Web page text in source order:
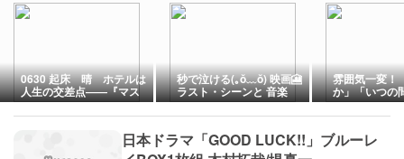
0630 起床 晴 ホテルは
人生の交差点――『マス
カレード』シリーズはエ
ンタメとして愉しもう。
秒で泣ける(⁠｡⁠ŏ⁠﹏⁠ŏ⁠) 映画🎦
ラスト・シーンと 音楽
♬❝とても静かな夜だか
ら❞ 🎦TOKYOタクシー🎙️
倍賞千恵子
雰囲気一変！
か」「いつの
顔に…」木村
の声集まる
日本ドラマ「GOOD LUCK!!」ブルーレ